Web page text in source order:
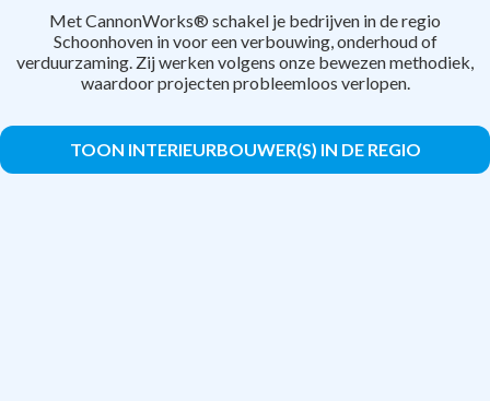
Met CannonWorks® schakel je bedrijven in de regio
Schoonhoven in voor een verbouwing, onderhoud of
verduurzaming. Zij werken volgens onze bewezen methodiek,
waardoor projecten probleemloos verlopen.
TOON INTERIEURBOUWER(S) IN DE REGIO